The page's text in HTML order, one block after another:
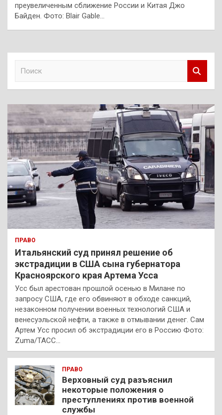
преувеличенным сближение России и Китая Джо
Байден. Фото: Blair Gable…
к
ПРАВО
Итальянский суд принял решение об
экстрадиции в США сына губернатора
Красноярского края Артема Усса
Усс был арестован прошлой осенью в Милане по
запросу США, где его обвиняют в обходе санкций,
незаконном получении военных технологий США и
венесуэльской нефти, а также в отмывании денег. Сам
Артем Усс просил об экстрадиции его в Россию Фото:
Zuma/ТАСС…
ПРАВО
Верховный суд разъяснил
некоторые положения о
преступлениях против военной
службы